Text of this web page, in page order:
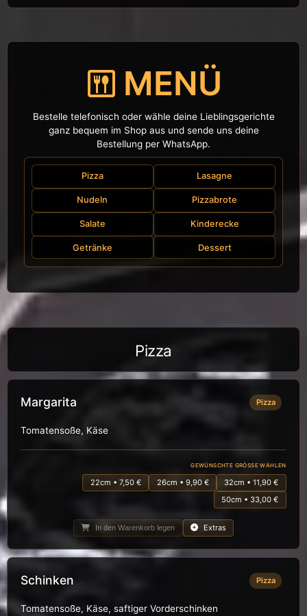
dining MENÜ
Bestelle telefonisch oder wähle deine Lieblingsgerichte
ganz bequem im Shop aus und sende uns deine
Bestellung per WhatsApp.
Pizza Lasagne
Nudeln Pizzabrote
Salate Kinderecke
Getränke Dessert
Pizza
Margarita Pizza
Tomatensoße, Käse
GEWÜNSCHTE GRÖSSE WÄHLEN
22cm • 7,50 € 26cm • 9,90 €
32cm • 11,90 €
50cm • 33,00 €
In den Warenkorb legen Extras
Schinken Pizza
Tomatensoße, Käse, saftiger Vorderschinken